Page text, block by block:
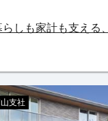
しも家計も支える
支社